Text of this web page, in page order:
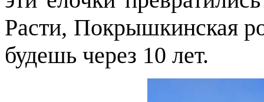
Расти, Покрышкинская
будешь через 10 лет.